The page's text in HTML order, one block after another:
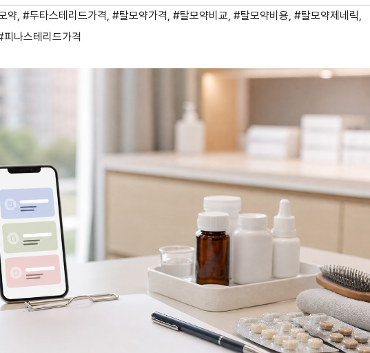
약, #두타스테리드가격, #탈모약가격, #탈모약비교, #탈모약비용, #탈모약제네릭,
피나스테리드가격